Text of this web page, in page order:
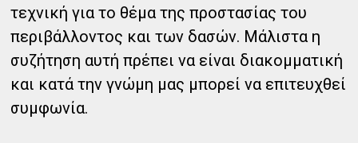
τεχνική για το θέμα της προστασίας του
περιβάλλοντος και των δασών. Μάλιστα η
συζήτηση αυτή πρέπει να είναι διακομματική
και κατά την γνώμη μας μπορεί να επιτευχθεί
συμφωνία.